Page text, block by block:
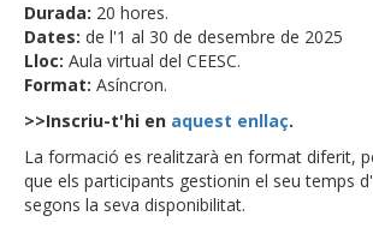
Durada: 20 hores.
Dates: de l'1 al 30 de desembre de 2025
Lloc: Aula virtual del CEESC.
Format: Asíncron.
>>Inscriu-t'hi en aquest enllaç.
La formació es realitzarà en format diferit,
que els participants gestionin el seu temps
segons la seva disponibilitat.